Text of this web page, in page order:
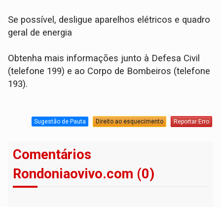
Se possível, desligue aparelhos elétricos e quadro
geral de energia
Obtenha mais informações junto à Defesa Civil
(telefone 199) e ao Corpo de Bombeiros (telefone
193).
Sugestão de Pauta Direito ao esquecimento Reportar Erro
Comentários
Rondoniaovivo.com (0)